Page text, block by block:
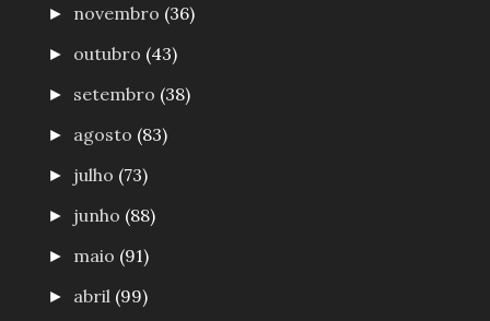
► novembro (36)
► outubro (43)
► setembro (38)
► agosto (83)
► julho (73)
► junho (88)
► maio (91)
► abril (99)